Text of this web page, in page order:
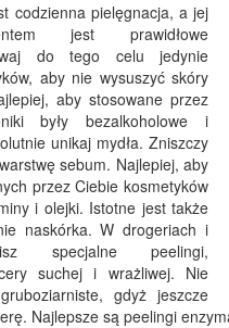
codzienna pielęgnacja, a jej
jest prawidłowe
do tego celu jedynie
aby nie wysuszyć skóry
aby stosowane przez
były bezalkoholowe i
unikaj mydła. Zniszczy
sebum. Najlepiej, aby
przez Ciebie kosmetyków
i olejki. Istotne jest także
naskórka. W drogeriach i
specjalne peelingi,
suchej i wrażliwej. Nie
gdyż jeszcze
Najlepsze są peelingi